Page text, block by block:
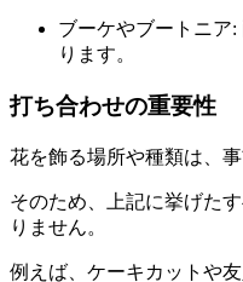
ブーケやブートニア
ります。
打ち合わせの重要性
花を飾る場所や種類は、
そのため、上記に挙げた
りません。
例えば、ケーキカットや